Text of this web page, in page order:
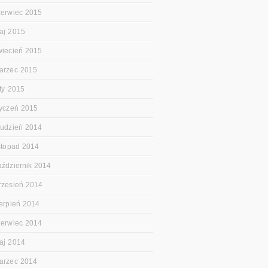
2015
2015
2015
2015
2015
2015
2014
2014
2014
2014
2014
2014
2014
2014